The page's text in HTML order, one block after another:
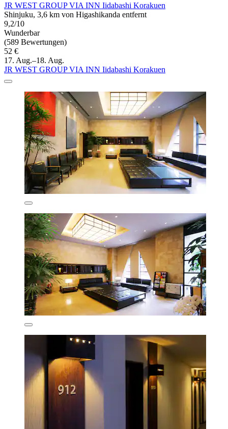
JR WEST GROUP VIA INN Iidabashi Korakuen
Shinjuku, 3,6 km von Higashikanda entfernt
9,2/10
Wunderbar
(589 Bewertungen)
52 €
17. Aug.–18. Aug.
JR WEST GROUP VIA INN Iidabashi Korakuen